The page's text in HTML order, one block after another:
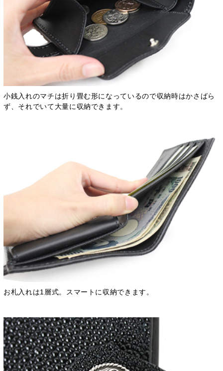
小銭入れのマチは折り畳む形になっているので収納時はかさばら
ず、それでいて大量に収納できます。
お札入れは1層式。スマートに収納できます。